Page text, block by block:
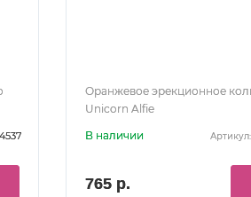
Оранжевое эрекционное
Unicorn Alfie
В наличии
Артикул:
765 р.